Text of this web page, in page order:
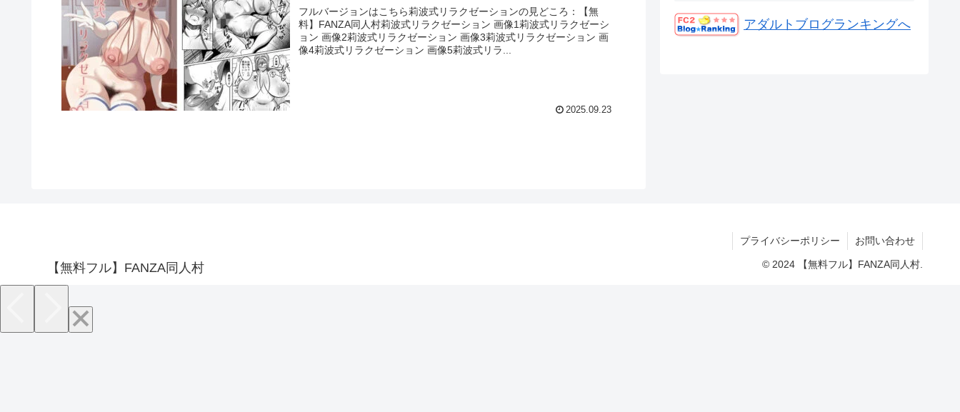
フルバージョンはこちら莉波式リラクゼーションの見どころ：【無
料】FANZA同人村莉波式リラクゼーション 画像1莉波式リラクゼーシ
ョン 画像2莉波式リラクゼーション 画像3莉波式リラクゼーション 画
像4莉波式リラクゼーション 画像5莉波式リラ...
2025.09.23
アダルトブログランキングへ
【無料フル】FANZA同人村
プライバシーポリシー お問い合わせ
© 2024 【無料フル】FANZA同人村.